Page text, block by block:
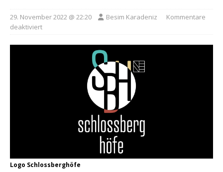
29. November 2022 @ 22:20 Besim Karadeniz
Kommentare
deaktiviert
Logo Schlossberghöfe